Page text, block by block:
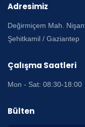
Adresimiz
Değirmiçem Mah.
Şehitkamil / Gaziantep
Çalışma Saatleri
Mon - Sat: 08:30-18:00
Bülten